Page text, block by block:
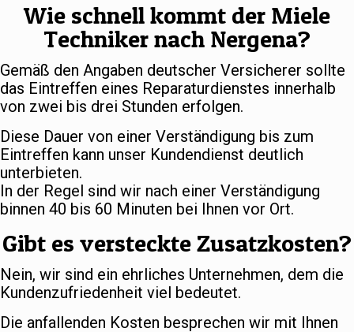
Wie schnell kommt der Miele
Techniker nach Nergena?
Gemäß den Angaben deutscher Versicherer sollte
das Eintreffen eines Reparaturdienstes innerhalb
von zwei bis drei Stunden erfolgen.
Diese Dauer von einer Verständigung bis zum
Eintreffen kann unser Kundendienst deutlich
unterbieten.
In der Regel sind wir nach einer Verständigung
binnen 40 bis 60 Minuten bei Ihnen vor Ort.
Gibt es versteckte Zusatzkosten?
Nein, wir sind ein ehrliches Unternehmen, dem die
Kundenzufriedenheit viel bedeutet.
Die anfallenden Kosten besprechen wir mit Ihnen